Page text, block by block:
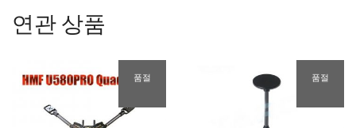
가
격:
연관 상품
품절 품절